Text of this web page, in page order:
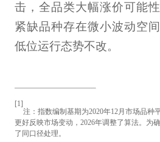
击，全品类大幅涨价可能
紧缺品种存在微小波动空
低位运行态势不改。
[1]
注：指数编制基期为2020年12月市场品种
更好反映市场变动，2026年调整了算法。为
了同口径处理。